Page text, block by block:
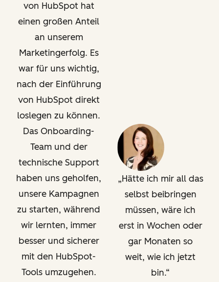
von HubSpot hat
einen großen Anteil
an unserem
Marketingerfolg. Es
war für uns wichtig,
nach der Einführung
von HubSpot direkt
loslegen zu können.
Das Onboarding-
Team und der
technische Support
haben uns geholfen,
unsere Kampagnen
zu starten, während
wir lernten, immer
besser und sicherer
mit den HubSpot-
Tools umzugehen.
Hätte ich mir all das
selbst beibringen
müssen, wäre ich
erst in Wochen oder
gar Monaten so
weit, wie ich jetzt
bin.